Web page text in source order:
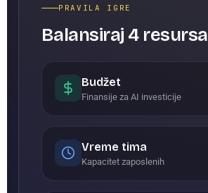
PRAVILA IGRE
Balansiraj 4 resursa
Budžet
Finansije za AI investicije
Vreme tima
Kapacitet zaposlenih